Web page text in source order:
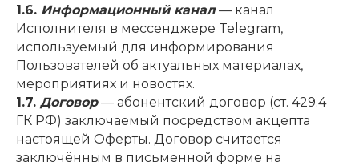
1.6. Информационный канал— канал
Исполнителя в мессенджере Telegram,
используемый для информирования
Пользователей об актуальных материалах,
мероприятиях и новостях.
1.7. Договор— абонентский договор (ст. 429.4
ГК РФ) заключаемый посредством акцепта
настоящей Оферты. Договор считается
заключённым в письменной форме на